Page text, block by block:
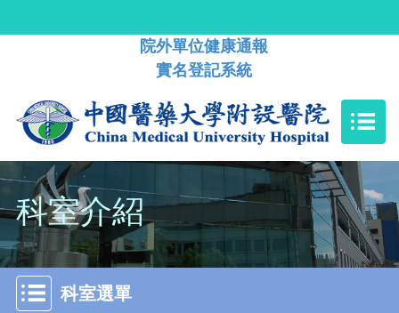
院外單位健康通報
實名登記系統
科室介紹
科室選單